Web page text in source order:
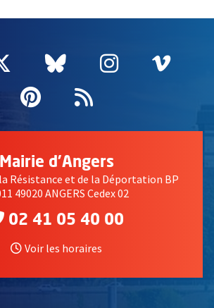
une nouvelle fenêtre
Twitter
, Ouvre une nouvelle
Bluesky
, Ouvre une
Instagram
, Ouvre
,
Pinterest
, Ouvre une
Flux RSS
Mairie d'Angers
Résistance et de la Déportation BP
49020 ANGERS Cedex 02
02 41 05 40 00
Voir les horaires